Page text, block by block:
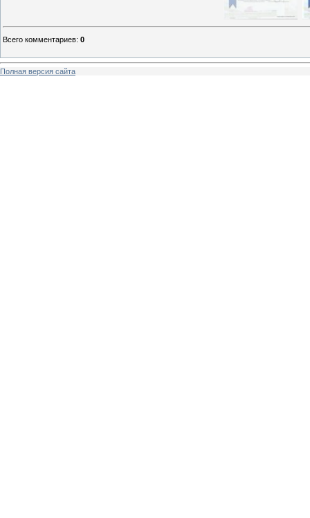
Всего комментариев: 0
Полная версия сайта